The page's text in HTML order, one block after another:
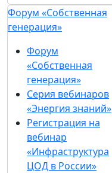
Форум «Собственная
генерация»
Форум
«Собственная
генерация»
Серия вебинаров
«Энергия знаний»
Регистрация на
вебинар
«Инфраструктура
ЦОД в России»